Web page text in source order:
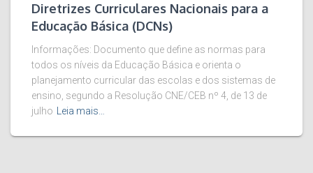
Diretrizes Curriculares Nacionais para a
Educação Básica (DCNs)
Informações: Documento que define as normas para
todos os níveis da Educação Básica e orienta o
planejamento curricular das escolas e dos sistemas de
ensino, segundo a Resolução CNE/CEB nº 4, de 13 de
julho
Leia mais…